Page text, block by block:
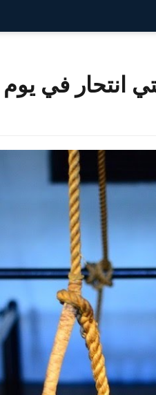
انتحار في